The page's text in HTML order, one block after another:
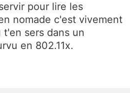
pour lire les
nomade c'est vivement
sers dans un
en 802.11x.